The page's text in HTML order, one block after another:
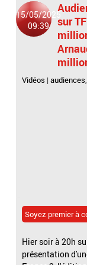
15/05/2025
09:39
sur
Vidéos |audiences
Soyez premier à
Hier soir à 20h
présentation